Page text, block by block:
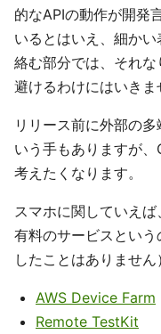
的なAPIの動作が開発
いるとはいえ、細か
絡む部分では、それ
避けるわけにはいきま
リリース前に外部の
いう手もありますが
考えたくなります。
スマホに関していえ
有料のサービスとい
したことはありません
AWS Device Farm
Remote TestKit